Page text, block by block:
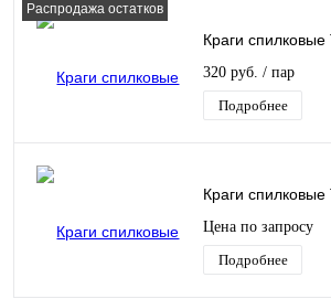
Распродажа остатков
Краги
320 руб. / пар
Подробнее
Краги
Цена по запросу
Подробнее